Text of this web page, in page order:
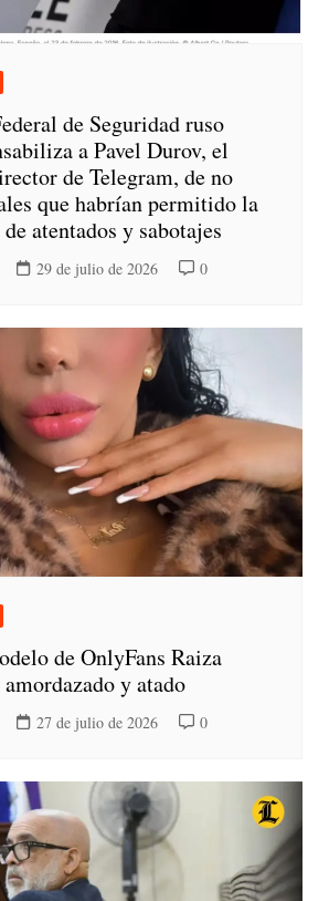
de Seguridad ruso
a Pavel Durov, el
de Telegram, de no
que habrían permitido la
atentados y sabotajes
29 de julio de 2026 0
de OnlyFans Raiza
y atado
27 de julio de 2026 0